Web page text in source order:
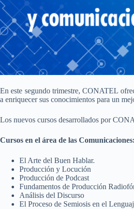
En este segundo trimestre, CONATEL
a enriquecer sus conocimientos para un
Los nuevos cursos desarrollados por
Cursos en el área de las Comunicaciones:
El Arte del Buen Hablar.
Producción y Locución
Producción de Podcast
Fundamentos de Producción
Análisis del Discurso
El Proceso de Semiosis en el